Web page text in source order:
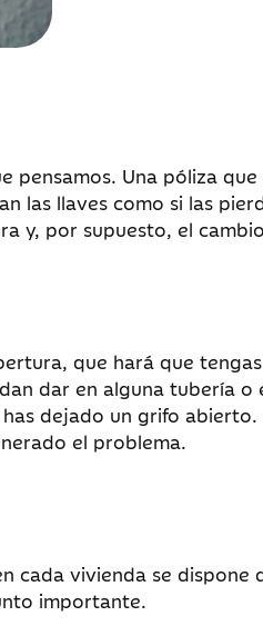
pensamos. Una póliza
las llaves como si las
y, por supuesto, el
que hará que
dar en alguna tubería
dejado un grifo abierto.
el problema.
cada vivienda se dispone
importante.